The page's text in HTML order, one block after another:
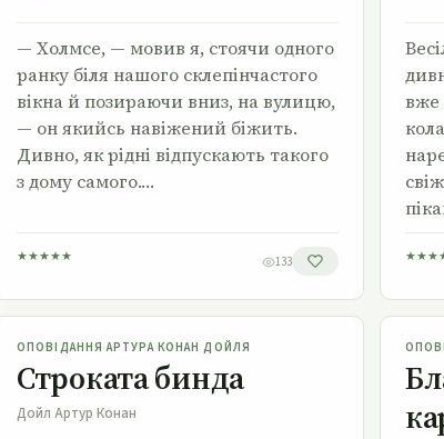
— Холмсе, — мовив я, стоячи одного
ранку біля нашого склепінчастого
вікна й позираючи вниз, на вулицю,
— он якийсь навіжений біжить.
Дивно, як рідні відпускають такого
з дому самого.…
★★★★★ 133
вже
★★★
Строката бинда
ОПОВІДАННЯ АРТУРА КОНАН ДОЙЛЯ
Строката бинда
Дойл Артур Конан